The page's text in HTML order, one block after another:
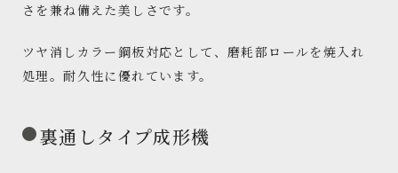
さを兼ね備えた美しさです。
ツヤ消しカラー鋼板対応として、磨耗部ロールを焼入れ
処理。耐久性に優れています。
裏通しタイプ成形機